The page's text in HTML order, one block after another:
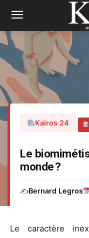
Kairos 24
Le
monde ?
✍️Bernard Legros
Le caractère